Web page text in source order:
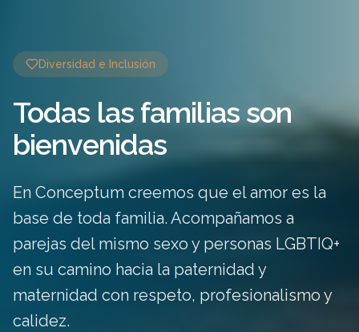
Diversidad e Inclusión
Todas las familias son
bienvenidas
En Conceptum creemos que el amor es la
base de toda familia. Acompañamos a
parejas del mismo sexo y personas LGBTIQ+
en su camino hacia la paternidad y
maternidad con respeto, profesionalismo y
calidez.